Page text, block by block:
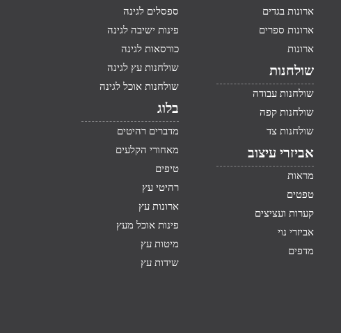
ארונות בגדים
ארונות ספרים
ארונות
שולחנות
שולחנות עבודה
שולחנות קפה
שולחנות צד
אביזרי עיצוב
מראות
טפטים
קערות ועציצים
אביזרי נוי
מדפים
ספסלים לגינה
פינות ישיבה לגינה
כורסאות לגינה
שולחנות עץ לגינה
שולחנות אוכל לגינה
בלוג
מדברים רהיטים
מאחורי הקלעים
טיפים
רהיטי עץ
ארונות עץ
פינות אוכל מעץ
מיטות עץ
שידות עץ